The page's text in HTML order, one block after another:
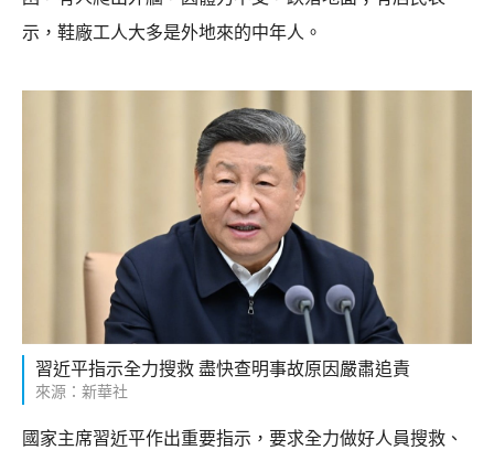
示，鞋廠工人大多是外地來的中年人。
習近平指示全力搜救 盡快查明事故原因嚴肅追責
來源：新華社
國家主席習近平作出重要指示，要求全力做好人員搜救、